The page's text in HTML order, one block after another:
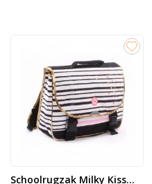
Schoolrugzak Milky Kiss...